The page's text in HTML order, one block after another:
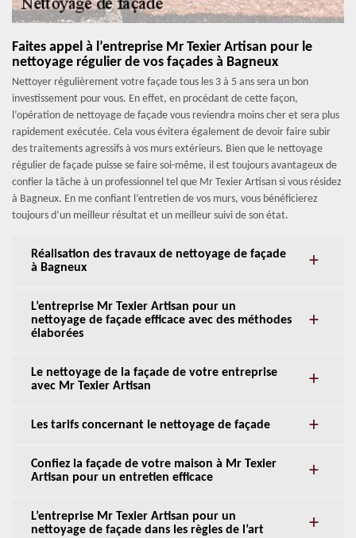
Faites appel à l’entreprise Mr Texier Artisan pour le
nettoyage régulier de vos façades à Bagneux
Nettoyer régulièrement votre façade tous les 3 à 5 ans sera un bon
investissement pour vous. En effet, en procédant de cette façon,
l’opération de nettoyage de façade vous reviendra moins cher et sera plus
rapidement exécutée. Cela vous évitera également de devoir faire subir
des traitements agressifs à vos murs extérieurs. Bien que le nettoyage
régulier de façade puisse se faire soi-même, il est toujours avantageux de
confier la tâche à un professionnel tel que Mr Texier Artisan si vous résidez
à Bagneux. En me confiant l’entretien de vos murs, vous bénéficierez
toujours d’un meilleur résultat et un meilleur suivi de son état.
Réalisation des travaux de nettoyage de façade
à Bagneux
L’entreprise Mr Texier Artisan pour un
nettoyage de façade efficace avec des méthodes
élaborées
Le nettoyage de la façade de votre entreprise
avec Mr Texier Artisan
Les tarifs concernant le nettoyage de façade
Confiez la façade de votre maison à Mr Texier
Artisan pour un entretien efficace
L’entreprise Mr Texier Artisan pour un
nettoyage de façade dans les règles de l’art